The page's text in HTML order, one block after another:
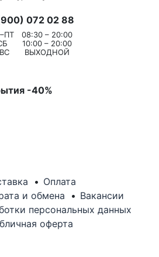
072 02 88
08:30 – 20:00
10:00 – 20:00
ВС
ВЫХОДНОЙ
-40%
Оплата
и обмена
Вакансии
персональных данных
оферта